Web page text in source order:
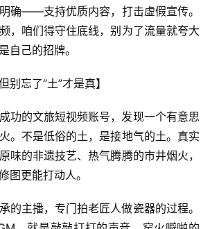
确——支持优质内容，打击虚假宣传。
，咱们得守住底线，别为了流量就夸大
自己的招牌。
别忘了“土”才是真】
功的文旅短视频账号，发现一个有意思
。不是低俗的土，是接地气的土。真实
味的非遗技艺、热气腾腾的市井烟火，
图更能打动人。
的主播，专门拍老匠人做瓷器的过程。